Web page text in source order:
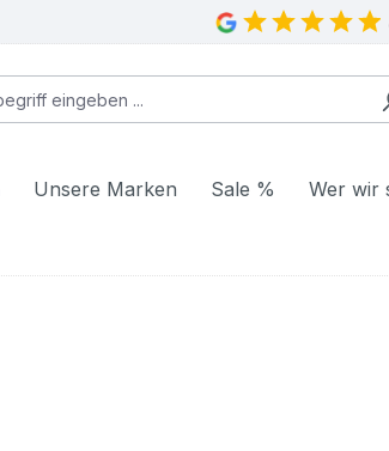
Unsere Marken Sale % Wer wir